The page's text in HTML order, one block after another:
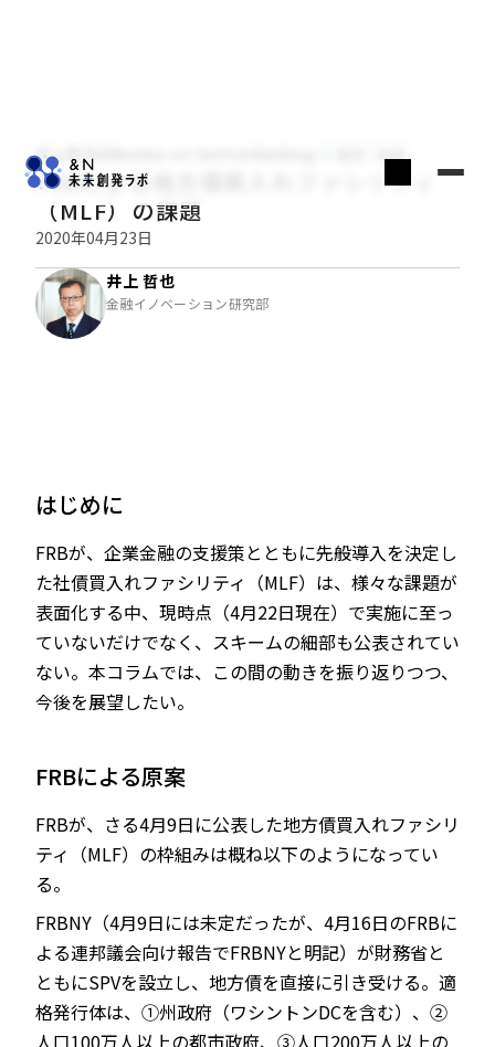
JP EN
井上哲也のReview on Central Banking
FRBによる地方債買入れファシリティ
（MLF）の課題
2020年04月23日
井上 哲也
金融イノベーション研究部
はじめに
FRBが、企業金融の支援策とともに先般導入を決定し
た社債買入れファシリティ（MLF）は、様々な課題が
表面化する中、現時点（4月22日現在）で実施に至っ
ていないだけでなく、スキームの細部も公表されてい
ない。本コラムでは、この間の動きを振り返りつつ、
今後を展望したい。
FRBによる原案
FRBが、さる4月9日に公表した地方債買入れファシリ
ティ（MLF）の枠組みは概ね以下のようになってい
る。
FRBNY（4月9日には未定だったが、4月16日のFRBに
よる連邦議会向け報告でFRBNYと明記）が財務省と
ともにSPVを設立し、地方債を直接に引き受ける。適
格発行体は、①州政府（ワシントンDCを含む）、②
人口100万人以上の都市政府、③人口200万人以上の